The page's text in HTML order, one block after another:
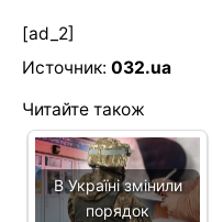
[ad_2]
Источник: 032.ua
Читайте також
В Україні змінили
порядок